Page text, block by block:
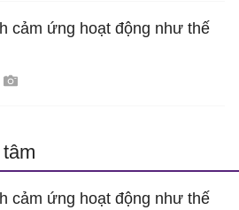
cảm ứng hoạt động như thế
cảm ứng hoạt động như thế